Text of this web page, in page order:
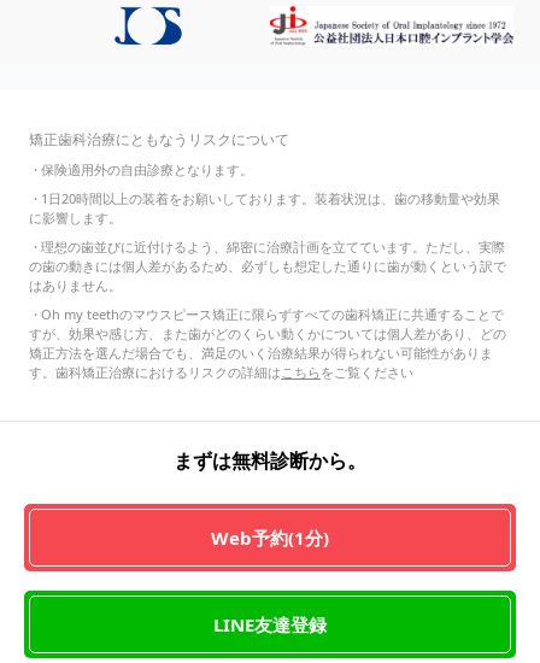
矯正歯科治療にともなうリスクについて
・保険適用外の自由診療となります。
・ 1日20時間以上の装着をお願いしております。装着状況は、歯の移動量や効果
に影響します。
・理想の歯並びに近付けるよう、綿密に治療計画を立てています。ただし、実際
の歯の動きには個人差があるため、必ずしも想定した通りに歯が動くという訳で
はありません。
・Oh my teethのマウスピース矯正に限らずすべての歯科矯正に共通することで
すが、効果や感じ方、また歯がどのくらい動くかについては個人差があり、どの
矯正方法を選んだ場合でも、満足のいく治療結果が得られない可能性がありま
す。歯科矯正治療におけるリスクの詳細はこちらをご覧ください
まずは無料診断から。
Web予約(1分)
LINE友達登録